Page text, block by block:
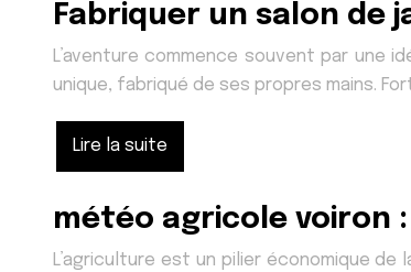
Fabriquer un salon de
L’aventure commence souvent par une
unique, fabriqué de ses propres mains.
Lire la suite
météo agricole voiron
L’agriculture est un pilier économique